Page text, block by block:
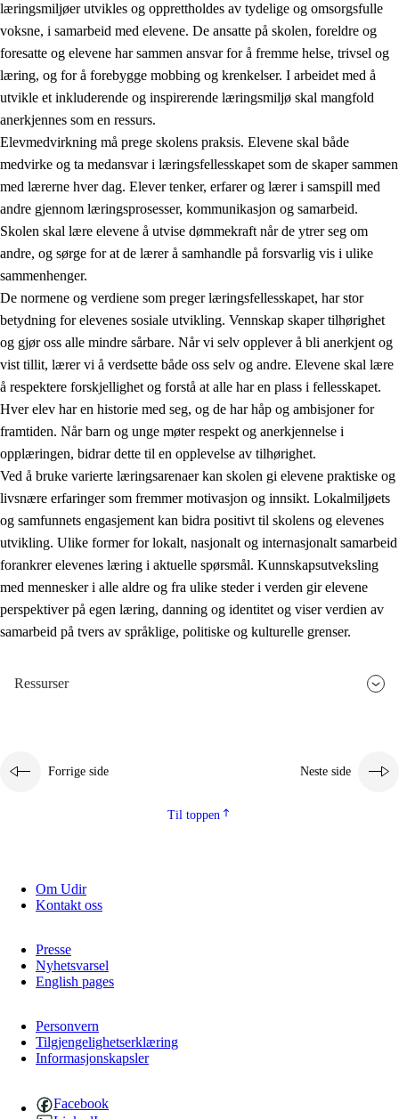
3. Prinsipper for skolens praksis
3.1 Et inkluderende læringsmiljø
3.2 Undervisning og tilpasset opplæring
3.3 Samarbeid mellom hjem og skole
3.4 Opplæring i lærebedrift og arbeidsliv
3.5 Profesjonsfellesskap og skoleutvikling
læringsmiljøer utvikles og opprettholdes av tydelige og omsorgsfulle
voksne, i samarbeid med elevene. De ansatte på skolen, foreldre og
foresatte og elevene har sammen ansvar for å fremme helse, trivsel og
læring, og for å forebygge mobbing og krenkelser. I arbeidet med å
utvikle et inkluderende og inspirerende læringsmiljø skal mangfold
anerkjennes som en ressurs.
Elevmedvirkning må prege skolens praksis. Elevene skal både
medvirke og ta medansvar i læringsfellesskapet som de skaper sammen
med lærerne hver dag. Elever tenker, erfarer og lærer i samspill med
andre gjennom læringsprosesser, kommunikasjon og samarbeid.
Skolen skal lære elevene å utvise dømmekraft når de ytrer seg om
andre, og sørge for at de lærer å samhandle på forsvarlig vis i ulike
sammenhenger.
De normene og verdiene som preger læringsfellesskapet, har stor
betydning for elevenes sosiale utvikling. Vennskap skaper tilhørighet
og gjør oss alle mindre sårbare. Når vi selv opplever å bli anerkjent og
vist tillit, lærer vi å verdsette både oss selv og andre. Elevene skal lære
å respektere forskjellighet og forstå at alle har en plass i fellesskapet.
Hver elev har en historie med seg, og de har håp og ambisjoner for
framtiden. Når barn og unge møter respekt og anerkjennelse i
opplæringen, bidrar dette til en opplevelse av tilhørighet.
Ved å bruke varierte læringsarenaer kan skolen gi elevene praktiske og
livsnære erfaringer som fremmer motivasjon og innsikt. Lokalmiljøets
og samfunnets engasjement kan bidra positivt til skolens og elevenes
utvikling. Ulike former for lokalt, nasjonalt og internasjonalt samarbeid
forankrer elevenes læring i aktuelle spørsmål. Kunnskapsutveksling
med mennesker i alle aldre og fra ulike steder i verden gir elevene
perspektiver på egen læring, danning og identitet og viser verdien av
samarbeid på tvers av språklige, politiske og kulturelle grenser.
Ressurser
Forrige side Neste side
Til toppen
Om Udir
Kontakt oss
Presse
Nyhetsvarsel
English pages
Personvern
Tilgjengelighetserklæring
Informasjonskapsler
Facebook